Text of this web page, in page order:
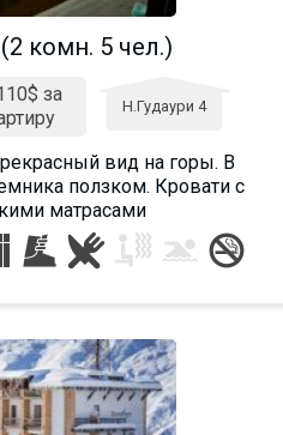
комн. 5 чел.)
за
Н.Гудаури 4
вид на горы. В
ползком. Кровати с
матрасами